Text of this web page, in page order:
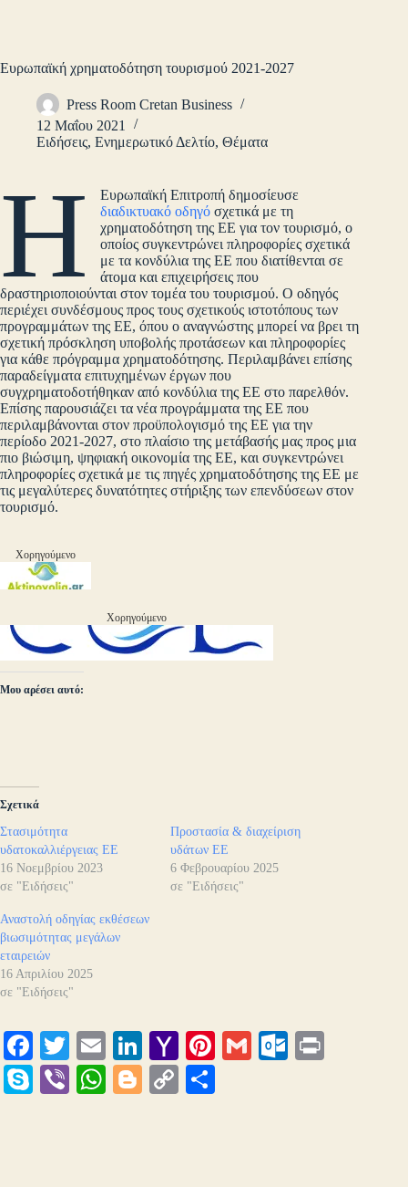
Ευρωπαϊκή χρηματοδότηση τουρισμού 2021-2027
Press Room Cretan Business
12 Μαΐου 2021
Ειδήσεις, Ενημερωτικό Δελτίο, Θέματα
Η
Ευρωπαϊκή Επιτροπή δημοσίευσε
διαδικτυακό οδηγό σχετικά με τη
χρηματοδότηση της ΕΕ για τον τουρισμό, ο
οποίος συγκεντρώνει πληροφορίες σχετικά
με τα κονδύλια της ΕΕ που διατίθενται σε
άτομα και επιχειρήσεις που
δραστηριοποιούνται στον τομέα του τουρισμού. Ο οδηγός
περιέχει συνδέσμους προς τους σχετικούς ιστοτόπους των
προγραμμάτων της ΕΕ, όπου ο αναγνώστης μπορεί να βρει τη
σχετική πρόσκληση υποβολής προτάσεων και πληροφορίες
για κάθε πρόγραμμα χρηματοδότησης. Περιλαμβάνει επίσης
παραδείγματα επιτυχημένων έργων που
συγχρηματοδοτήθηκαν από κονδύλια της ΕΕ στο παρελθόν.
Επίσης παρουσιάζει τα νέα προγράμματα της ΕΕ που
περιλαμβάνονται στον προϋπολογισμό της ΕΕ για την
περίοδο 2021-2027, στο πλαίσιο της μετάβασής μας προς μια
πιο βιώσιμη, ψηφιακή οικονομία της ΕΕ, και συγκεντρώνει
πληροφορίες σχετικά με τις πηγές χρηματοδότησης της ΕΕ με
τις μεγαλύτερες δυνατότητες στήριξης των επενδύσεων στον
τουρισμό.
Χορηγούμενο
Χορηγούμενο
Μου αρέσει αυτό:
Σχετικά
Στασιμότητα
υδατοκαλλιέργειας ΕΕ
16 Νοεμβρίου 2023
σε "Ειδήσεις"
Προστασία & διαχείριση
υδάτων ΕΕ
6 Φεβρουαρίου 2025
σε "Ειδήσεις"
Αναστολή οδηγίας εκθέσεων
βιωσιμότητας μεγάλων
εταιρειών
16 Απριλίου 2025
σε "Ειδήσεις"
Fa
ce
bo
T
wi
tte
E
m
ail
Li
nk
ed
Y
ah
oo
Pi
G
O
S
Vi
W
Bl
C